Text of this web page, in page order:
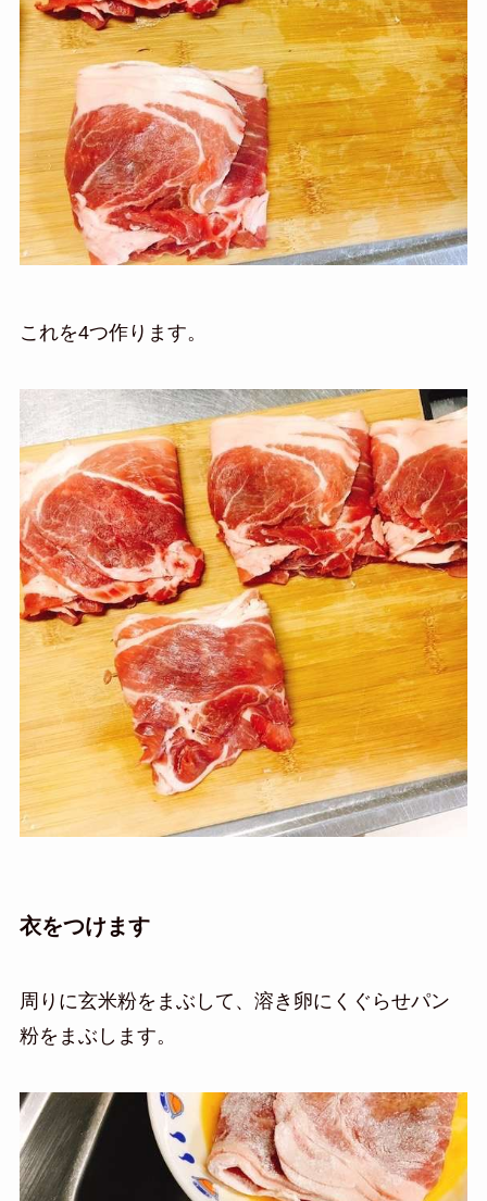
これを4つ作ります。
衣をつけます
周りに玄米粉をまぶして、溶き卵にくぐらせパン
粉をまぶします。